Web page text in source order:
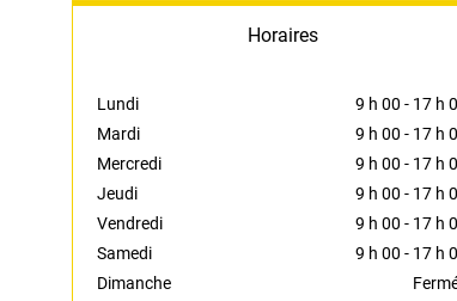
Horaires
Lundi 9 h 00 - 17 h
Mardi
9 h 00 - 17 h
Mercredi
9 h 00 - 17 h
Jeudi
9 h 00 - 17 h
Vendredi
9 h 00 - 17 h
Samedi
9 h 00 - 17 h
Dimanche